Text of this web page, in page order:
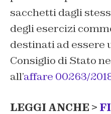
sacchetti dagli
degli esercizi
destinati ad essere
Consiglio di Stato
all’affare 00263/
LEGGI ANCHE >